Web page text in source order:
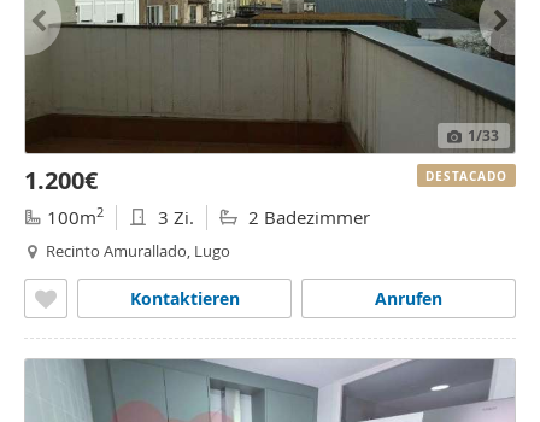
1/33
1.200€
100m2 3 Zi. 2 Badezimmer
Recinto Amurallado, Lugo
Anrufen
Kontaktieren
DESTACADO